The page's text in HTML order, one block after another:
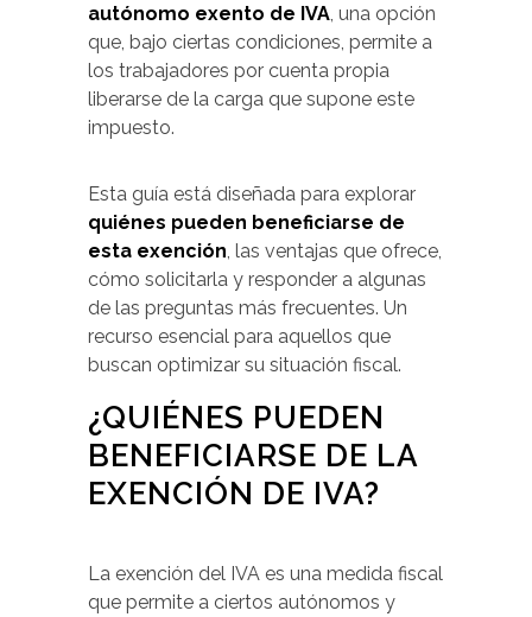
autónomo exento de IVA, una opción
que, bajo ciertas condiciones, permite a
los trabajadores por cuenta propia
liberarse de la carga que supone este
impuesto.
Esta guía está diseñada para explorar
quiénes pueden beneficiarse de
esta exención, las ventajas que ofrece,
cómo solicitarla y responder a algunas
de las preguntas más frecuentes. Un
recurso esencial para aquellos que
buscan optimizar su situación fiscal.
¿QUIÉNES PUEDEN
BENEFICIARSE DE LA
EXENCIÓN DE IVA?
La exención del IVA es una medida fiscal
que permite a ciertos autónomos y